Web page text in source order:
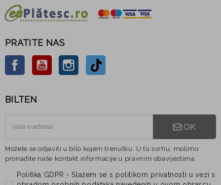
PRATITE NAS
FacebookYouTube InstagramTikTok
BILTEN
OK
Možete se odjaviti u bilo kojem trenutku. U tu svrhu, molimo
pronađite naše kontakt informacije u pravnim obavijestima.
Politika GDPR - Slažem se s politikom privatnosti u vezi s